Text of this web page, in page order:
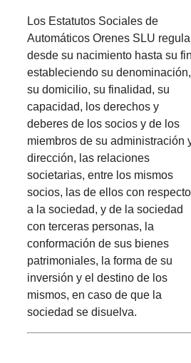
Los Estatutos Sociales de
Automáticos Orenes SLU
desde su nacimiento hasta su
estableciendo su denominación,
su domicilio, su finalidad, su
capacidad, los derechos y
deberes de los socios y de los
miembros de su administración
dirección, las relaciones
societarias, entre los mismos
socios, las de ellos con respecto
a la sociedad, y de la sociedad
con terceras personas, la
conformación de sus bienes
patrimoniales, la forma de su
inversión y el destino de los
mismos, en caso de que la
sociedad se disuelva.